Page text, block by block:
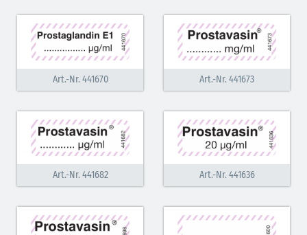
Art.-Nr. 441670 Art.-Nr. 441673
Art.-Nr. 441682 Art.-Nr. 441636